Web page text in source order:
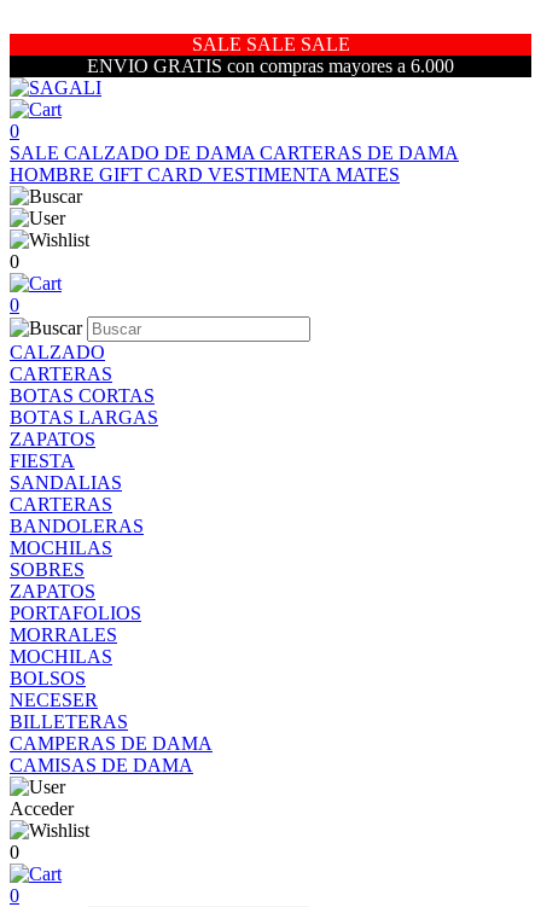
SALE SALE SALE
ENVIO GRATIS con compras mayores a 6.000
0
SALE CALZADO DE DAMA CARTERAS DE DAMA
HOMBRE GIFT CARD VESTIMENTA MATES
0
0
CALZADO
CARTERAS
BOTAS CORTAS
BOTAS LARGAS
ZAPATOS
FIESTA
SANDALIAS
CARTERAS
BANDOLERAS
MOCHILAS
SOBRES
ZAPATOS
PORTAFOLIOS
MORRALES
MOCHILAS
BOLSOS
NECESER
BILLETERAS
CAMPERAS DE DAMA
CAMISAS DE DAMA
Acceder
0
0